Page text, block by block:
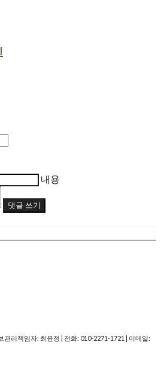
내용
댓글 쓰기
관리책임자: 최윤정 | 전화: 010-2271-1721 | 이메일: